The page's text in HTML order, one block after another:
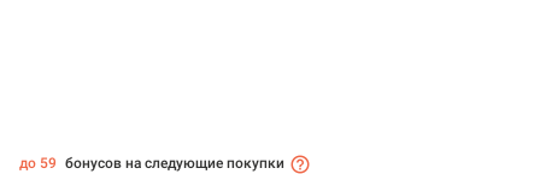
до 59 бонусов на следующие покупки